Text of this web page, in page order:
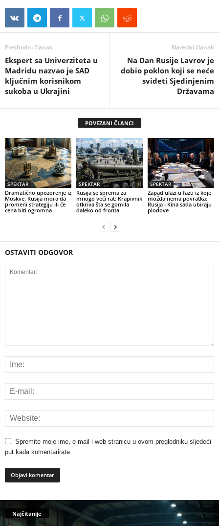
Prethodni članak
Ekspert sa Univerziteta u
Madridu nazvao je SAD
ključnim korisnikom
sukoba u Ukrajini
Naredni članak
Na Dan Rusije Lavrov je
dobio poklon koji se neće
svideti Sjedinjenim
Državama
POVEZANI ČLANCI
SPEKTAR
Dramatično upozorenje iz
Moskve: Rusija mora da
promeni strategiju ili će
cena biti ogromna
SPEKTAR
Rusija se sprema za
mnogo veći rat: Krapivnik
otkriva šta se gomila
daleko od fronta
SPEKTAR
Zapad ulazi u fazu iz koje
možda nema povratka:
Rusija i Kina sada ubiraju
plodove
OSTAVITI ODGOVOR
Spremite moje ime, e-mail i web stranicu u ovom pregledniku sljedeći
put kada komentarirate.
Najčitanije